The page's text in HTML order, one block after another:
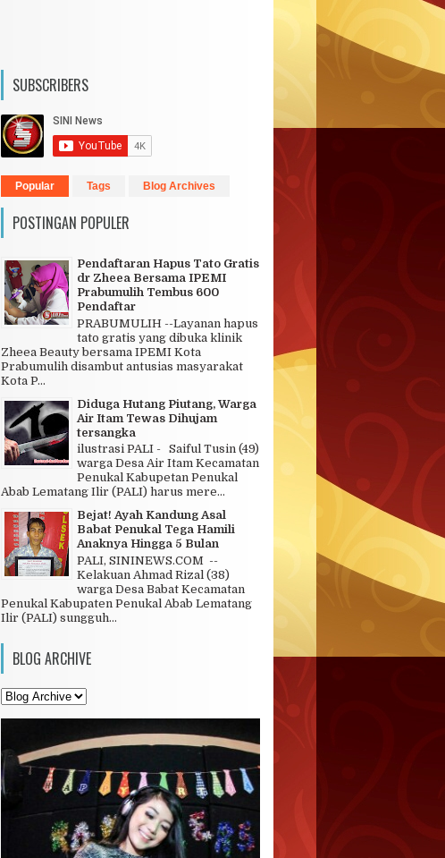
SUBSCRIBERS
Popular Tags Blog Archives
POSTINGAN POPULER
Pendaftaran Hapus Tato Gratis
dr Zheea Bersama IPEMI
Prabumulih Tembus 600
Pendaftar
PRABUMULIH --Layanan hapus
tato gratis yang dibuka klinik
Zheea Beauty bersama IPEMI Kota
Prabumulih disambut antusias masyarakat
Kota P...
Diduga Hutang Piutang, Warga
Air Itam Tewas Dihujam
tersangka
ilustrasi PALI - Saiful Tusin (49)
warga Desa Air Itam Kecamatan
Penukal Kabupetan Penukal
Abab Lematang Ilir (PALI) harus mere...
Bejat! Ayah Kandung Asal
Babat Penukal Tega Hamili
Anaknya Hingga 5 Bulan
PALI, SININEWS.COM --
Kelakuan Ahmad Rizal (38)
warga Desa Babat Kecamatan
Penukal Kabupaten Penukal Abab Lematang
Ilir (PALI) sungguh...
BLOG ARCHIVE